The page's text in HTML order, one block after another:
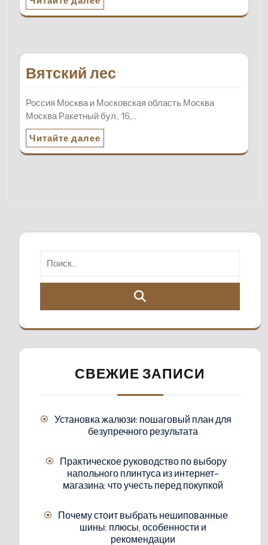
Вятский лес
Россия Москва и Московская область Москва
Москва Ракетный бул., 16,…
Читайте далее
СВЕЖИЕ ЗАПИСИ
Установка жалюзи: пошаговый план для
безупречного результата
Практическое руководство по выбору
напольного плинтуса из интернет-
магазина: что учесть перед покупкой
Почему стоит выбрать нешипованные
шины: плюсы, особенности и
рекомендации